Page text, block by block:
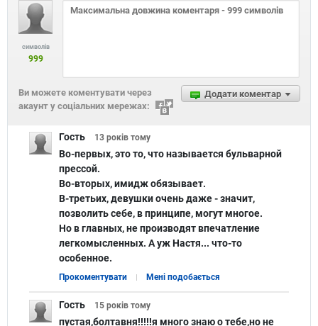
символів
999
Додати коментар
Ви можете коментувати через
акаунт у соціальних мережах:
Гость 13 років тому
Во-первых, это то, что называется бульварной
прессой.
Во-вторых, имидж обязывает.
В-третьих, девушки очень даже - значит,
позволить себе, в принципе, могут многое.
Но в главных, не производят впечатление
легкомысленных. А уж Настя... что-то
особенное.
Прокоментувати Мені подобається
Гость 15 років тому
пустая,болтавня!!!!!я много знаю о тебе,но не